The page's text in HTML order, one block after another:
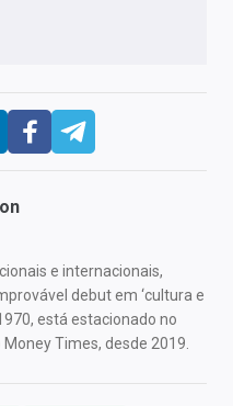
e internacionais,
debut em ‘cultura e
está estacionado no
Times, desde 2019.